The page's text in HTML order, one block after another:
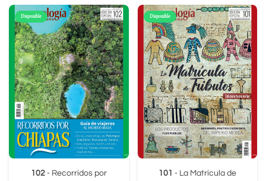
Disponible
102- Recorridos por
Disponible
101 - La Matrícula de